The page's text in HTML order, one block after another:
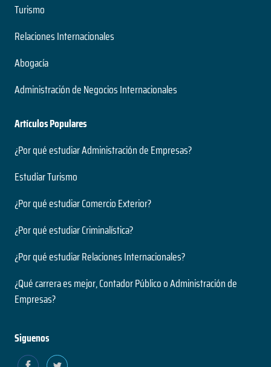
Turismo
Relaciones Internacionales
Abogacía
Administración de Negocios Internacionales
Artículos Populares
¿Por qué estudiar Administración de Empresas?
Estudiar Turismo
¿Por qué estudiar Comercio Exterior?
¿Por qué estudiar Criminalística?
¿Por qué estudiar Relaciones Internacionales?
¿Qué carrera es mejor, Contador Público o Administración de
Empresas?
Siguenos